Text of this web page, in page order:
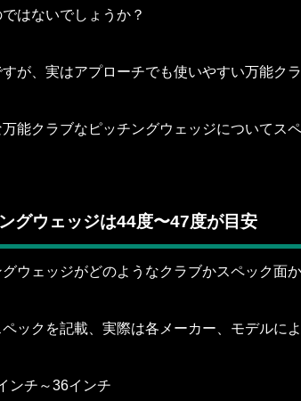
はないでしょうか？
が、実はアプローチでも使いやすい万能ク
能クラブなピッチングウェッジについてス
グウェッジは44度〜47度が目安
ウェッジがどのようなクラブかスペック面
ックを記載、実際は各メーカー、モデルによ
ンチ～36インチ